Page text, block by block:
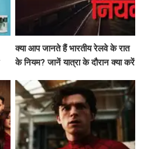
क्या आप जानते हैं भारतीय रेलवे के रात
के नियम? जानें यात्रा के दौरान क्या करें